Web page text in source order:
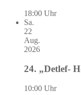
18:00 Uhr
Sa.
22
Aug.
2026
24. „Detlef-
10:00 Uhr